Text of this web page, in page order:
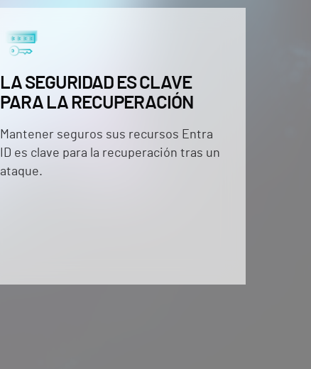
LA SEGURIDAD ES CLAVE
PARA LA RECUPERACIÓN
Mantener seguros sus recursos Entra
ID es clave para la recuperación tras un
ataque.